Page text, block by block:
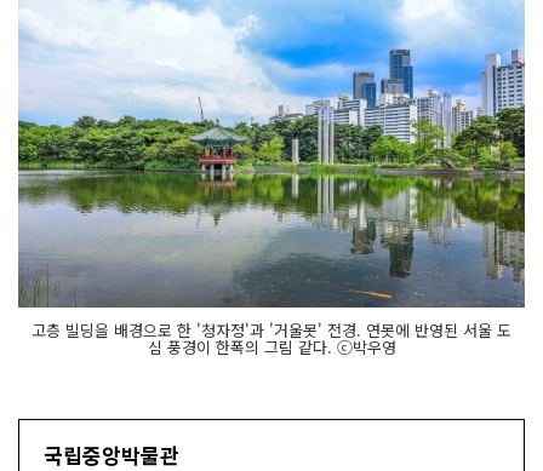
고층 빌딩을 배경으로 한 '청자정'과 '거울못' 전경. 연못에 반영된 서울 도
심 풍경이 한폭의 그림 같다. ⓒ박우영
국립중앙박물관